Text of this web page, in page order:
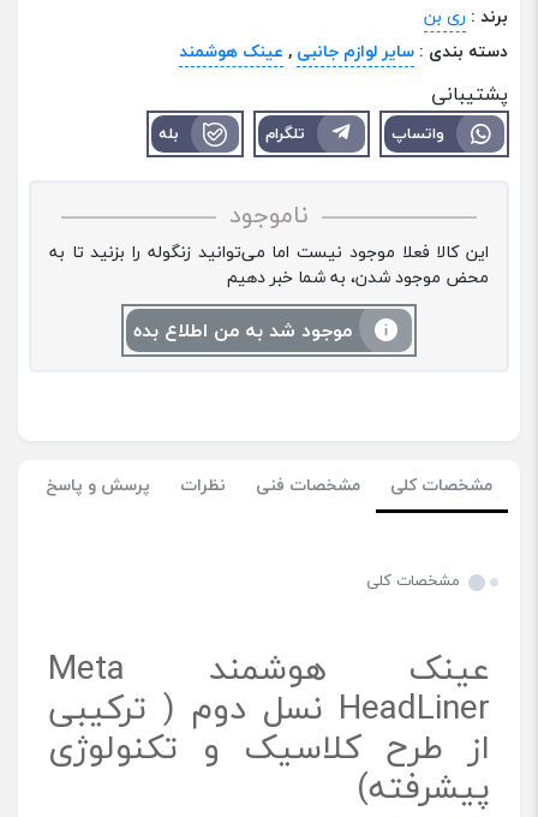
برند : ری بن
دسته بندی : سایر لوازم جانبی , عینک هوشمند
پشتیبانی
واتساپ تلگرام بله
ناموجود
این کالا فعلا موجود نیست اما می‌توانید زنگوله را بزنید تا به
محض موجود شدن، به شما خبر دهیم
موجود شد به من اطلاع بده
مشخصات کلی مشخصات فنی نظرات پرسش و پاسخ
مشخصات کلی
عینک هوشمند Meta
HeadLiner نسل دوم ( ترکیبی
از طرح کلاسیک و تکنولوژی
پیشرفته)